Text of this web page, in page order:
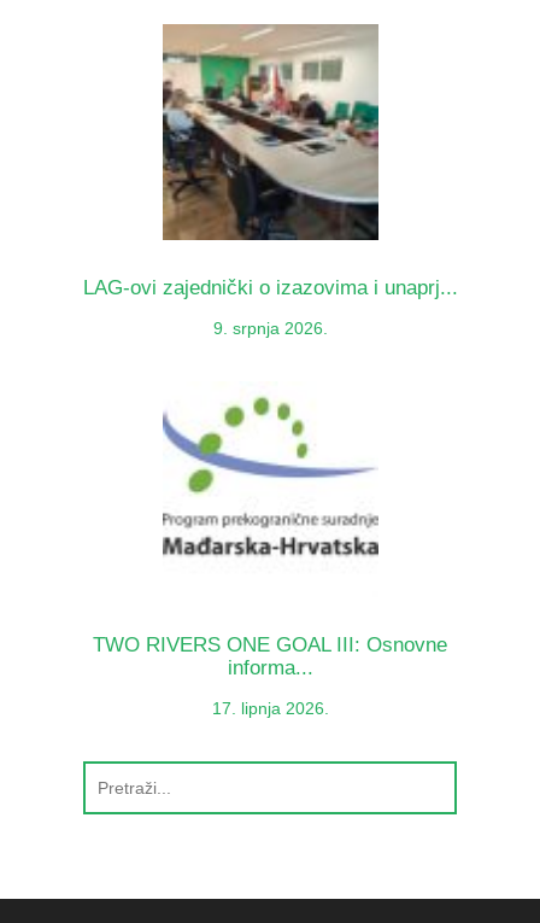
LAG-ovi zajednički o izazovima i unaprj...
9. srpnja 2026.
TWO RIVERS ONE GOAL III: Osnovne
informa...
17. lipnja 2026.